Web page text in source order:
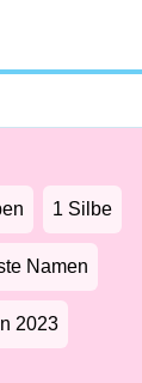
1 Silbe
Namen
2023